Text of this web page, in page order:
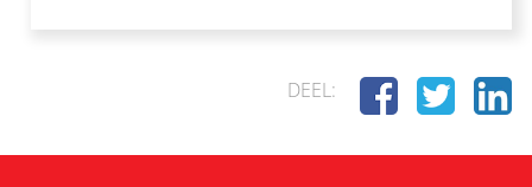
DEEL: